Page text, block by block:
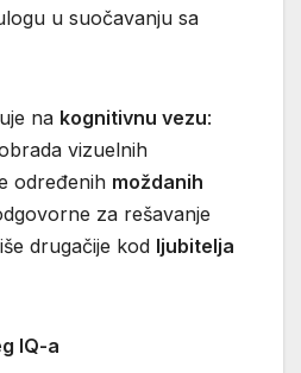
u suočavanju sa
na kognitivnu vezu:
vizuelnih
određenih moždanih
za rešavanje
drugačije kod ljubitelja
IQ-a